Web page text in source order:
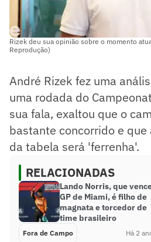
Rizek deu sua opinião sobre o momento
Reprodução)
André Rizek fez uma
uma rodada do
sua fala, exaltou que o
bastante concorrido e
da tabela será 'ferrenha'.
RELACIONADAS
Lando Norris, que
GP de Miami, é filho de
magnata e torcedor de
time brasileiro
Fora de Campo Há 2